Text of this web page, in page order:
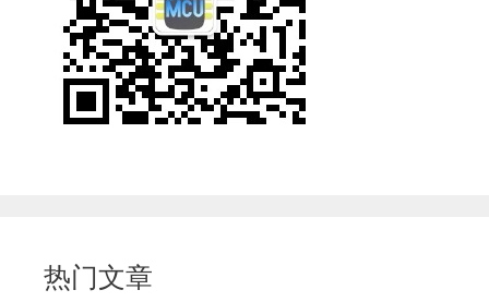
热门文章